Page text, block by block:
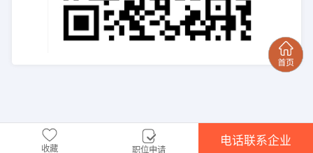
收藏 职位申请
电话联系企业